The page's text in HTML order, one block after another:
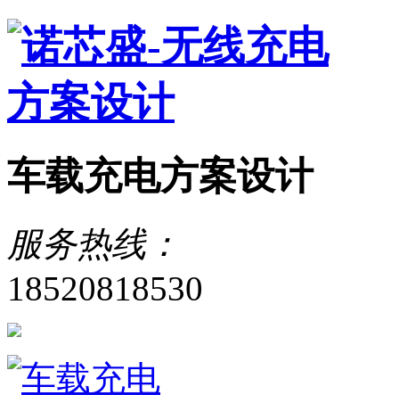
车载充电方案设计
服务热线：
18520818530